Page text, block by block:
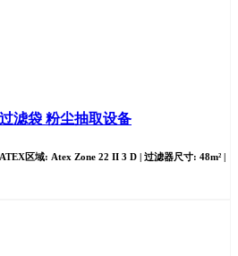
滤袋 粉尘抽取设备
区域: Atex Zone 22 II 3 D | 过滤器尺寸: 48m² |